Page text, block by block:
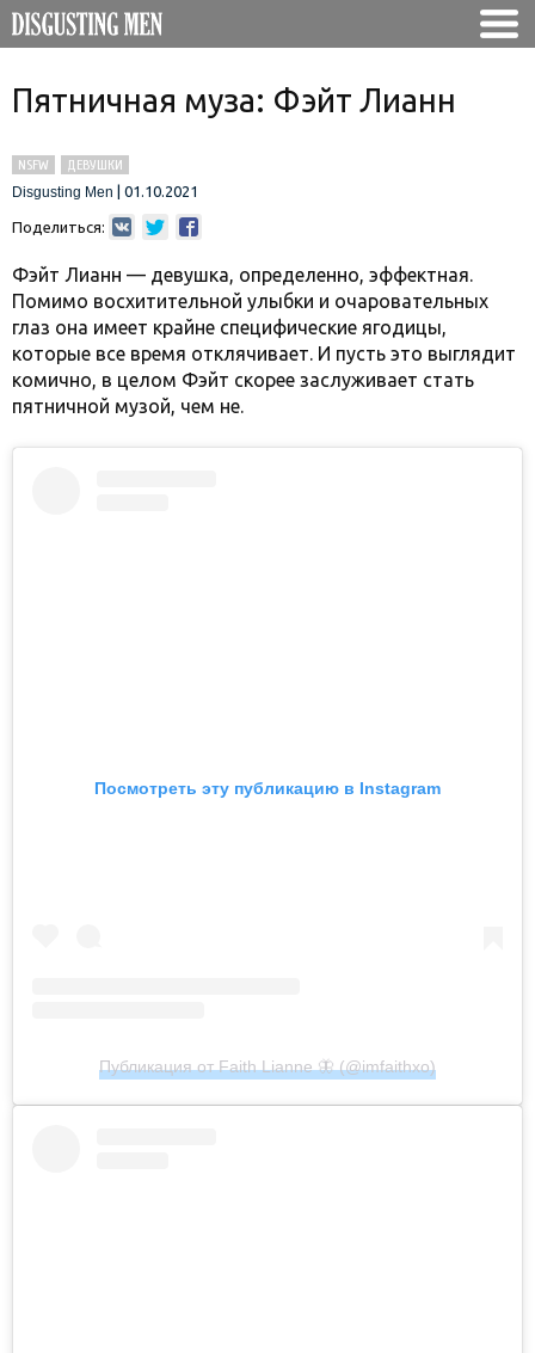
Пятничная муза: Фэйт Лианн
NSFW
ДЕВУШКИ
Disgusting Men
01.10.2021
Поделиться:
Фэйт Лианн — девушка, определенно, эффектная.
Помимо восхитительной улыбки и очаровательных
глаз она имеет крайне специфические ягодицы,
которые все время отклячивает. И пусть это выглядит
комично, в целом Фэйт скорее заслуживает стать
пятничной музой, чем не.
Посмотреть эту публикацию в Instagram
Публикация от Faith Lianne 🦋 (@imfaithxo)